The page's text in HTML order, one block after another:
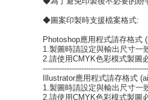
◆圖案印製時支援檔案格式:
Photoshop應用程式請存格式
1.製圖時請設定與輸出尺寸一
2.請使用CMYK色彩模式製圖
Illustrator應用程式請存格式
1.製圖時請設定與輸出尺寸一
2.請使用CMYK色彩模式製圖